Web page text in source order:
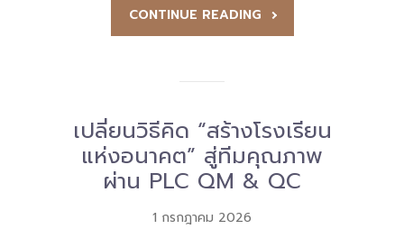
CONTINUE READING
เปลี่ยนวิธีคิด “สร้างโรงเรียน
แห่งอนาคต” สู่ทีมคุณภาพ
ผ่าน PLC QM & QC
1 กรกฎาคม 2026